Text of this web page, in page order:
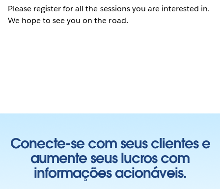
Please register for all the sessions you are interested in.
We hope to see you on the road.
Conecte-se com seus clientes e
aumente seus lucros com
informações acionáveis.